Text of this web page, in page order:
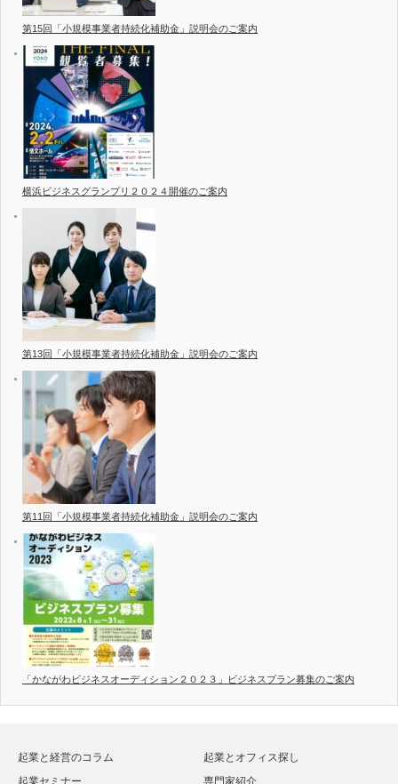
第15回「小規模事業者持続化補助金」説明会のご案内
横浜ビジネスグランプリ２０２４開催のご案内
第13回「小規模事業者持続化補助金」説明会のご案内
第11回「小規模事業者持続化補助金」説明会のご案内
「かながわビジネスオーディション２０２３」ビジネスプラン募集のご案内
起業と経営のコラム
起業とオフィス探し
起業セミナー
専門家紹介